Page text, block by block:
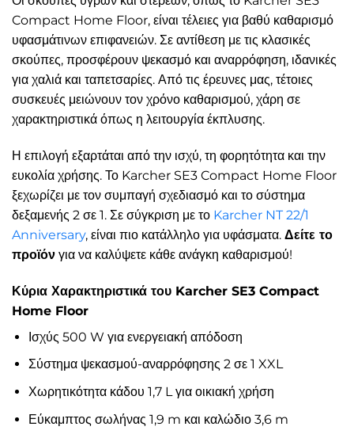
Compact Home Floor, είναι τέλειες για βαθύ καθαρισμό
υφασμάτινων επιφανειών. Σε αντίθεση με τις κλασικές
σκούπες, προσφέρουν ψεκασμό και αναρρόφηση, ιδανικές
για χαλιά και ταπετσαρίες. Από τις έρευνες μας, τέτοιες
συσκευές μειώνουν τον χρόνο καθαρισμού, χάρη σε
χαρακτηριστικά όπως η λειτουργία έκπλυσης.
Η επιλογή εξαρτάται από την ισχύ, τη φορητότητα και την
ευκολία χρήσης. Το Karcher SE3 Compact Home Floor
ξεχωρίζει με τον συμπαγή σχεδιασμό και το σύστημα
δεξαμενής 2 σε 1. Σε σύγκριση με το Karcher NT 22/1
Anniversary, είναι πιο κατάλληλο για υφάσματα. Δείτε το
προϊόν για να καλύψετε κάθε ανάγκη καθαρισμού!
Κύρια Χαρακτηριστικά του Karcher SE3 Compact
Home Floor
Ισχύς 500 W για ενεργειακή απόδοση
Σύστημα ψεκασμού-αναρρόφησης 2 σε 1 XXL
Χωρητικότητα κάδου 1,7 L για οικιακή χρήση
Εύκαμπτος σωλήνας 1,9 m και καλώδιο 3,6 m